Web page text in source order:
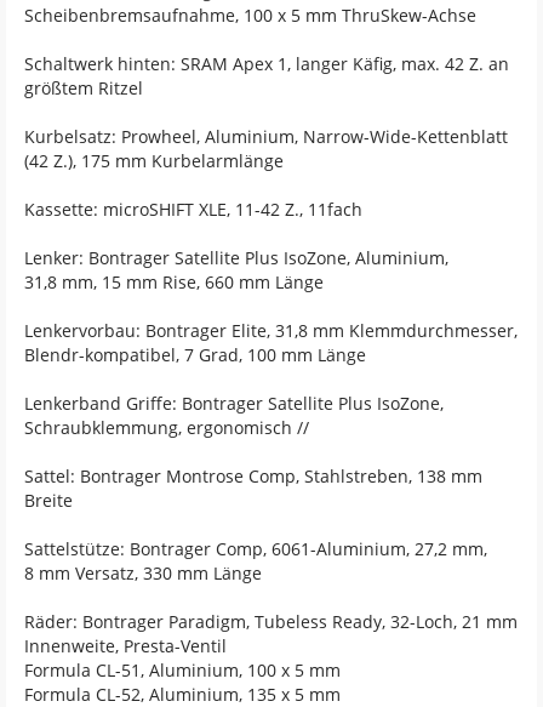
Scheibenbremsaufnahme, 100 x 5 mm ThruSkew-Achse
Schaltwerk hinten: SRAM Apex 1, langer Käfig, max. 42 Z. an
größtem Ritzel
Kurbelsatz: Prowheel, Aluminium, Narrow-Wide-Kettenblatt
(42 Z.), 175 mm Kurbelarmlänge
Kassette: microSHIFT XLE, 11-42 Z., 11fach
Lenker: Bontrager Satellite Plus IsoZone, Aluminium,
31,8 mm, 15 mm Rise, 660 mm Länge
Lenkervorbau: Bontrager Elite, 31,8 mm Klemmdurchmesser,
Blendr-kompatibel, 7 Grad, 100 mm Länge
Lenkerband Griffe: Bontrager Satellite Plus IsoZone,
Schraubklemmung, ergonomisch //
Sattel: Bontrager Montrose Comp, Stahlstreben, 138 mm
Breite
Sattelstütze: Bontrager Comp, 6061-Aluminium, 27,2 mm,
8 mm Versatz, 330 mm Länge
Räder: Bontrager Paradigm, Tubeless Ready, 32-Loch, 21 mm
Innenweite, Presta-Ventil
Formula CL-51, Aluminium, 100 x 5 mm
Formula CL-52, Aluminium, 135 x 5 mm